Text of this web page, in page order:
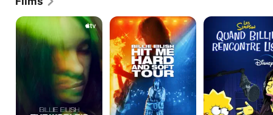
Billie
Eilish:
The
World’s
Billie
Eilish
:
Hit
Me
Hard
and
Soft
-
Tour
Quand
Billie
rencontre
Lisa